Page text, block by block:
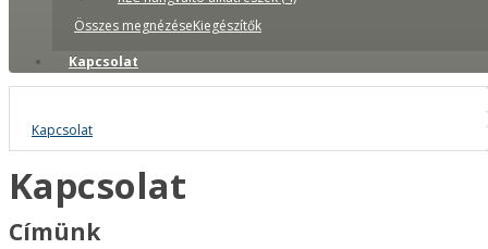
Összes megnézéseKiegészítők
Kapcsolat
Kapcsolat
Kapcsolat
Címünk